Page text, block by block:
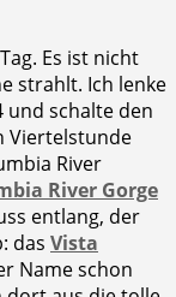
Es ist nicht
strahlt. Ich lenke
und schalte den
Viertelstunde
River
River Gorge
entlang, der
das Vista
Name schon